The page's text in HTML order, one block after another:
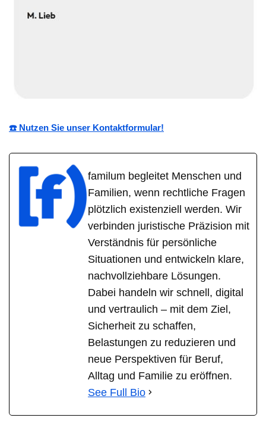
☎️ Nutzen Sie unser Kontaktformular!
familum begleitet Menschen und
Familien, wenn rechtliche Fragen
plötzlich existenziell werden. Wir
verbinden juristische Präzision mit
Verständnis für persönliche
Situationen und entwickeln klare,
nachvollziehbare Lösungen.
Dabei handeln wir schnell, digital
und vertraulich – mit dem Ziel,
Sicherheit zu schaffen,
Belastungen zu reduzieren und
neue Perspektiven für Beruf,
Alltag und Familie zu eröffnen.
See Full Bio